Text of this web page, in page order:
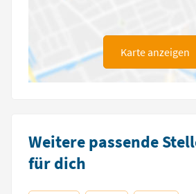
Karte anzeigen
Weitere passende
für dich